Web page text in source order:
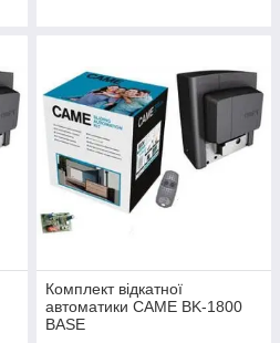
Комплект відкатної
автоматики CAME BK-1800
BASE